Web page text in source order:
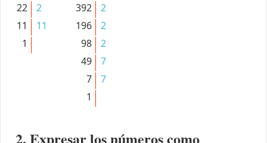
22
2
11
11
1
392
2
196
2
98
2
49
7
7
7
1
2. Expresar los números como